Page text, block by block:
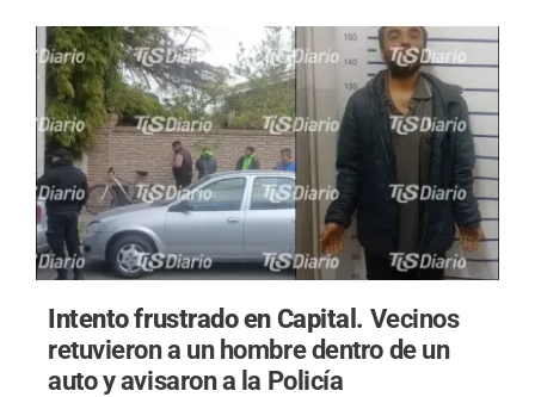
Intento frustrado en Capital. Vecinos
retuvieron a un hombre dentro de un
auto y avisaron a la Policía